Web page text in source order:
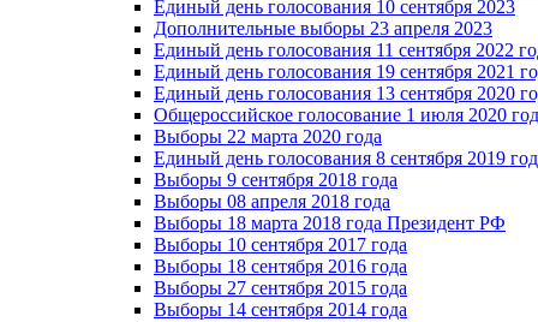
Единый день голосования 10 сентября 2023
Дополнительные выборы 23 апреля 2023
Единый день голосования 11 сентября 2022
Единый день голосования 19 сентября 2021
Единый день голосования 13 сентября 2020
Общероссийское голосование 1 июля 2020
Выборы 22 марта 2020 года
Единый день голосования 8 сентября 2019
Выборы 9 сентября 2018 года
Выборы 08 апреля 2018 года
Выборы 18 марта 2018 года Президент РФ
Выборы 10 сентября 2017 года
Выборы 18 сентября 2016 года
Выборы 27 сентября 2015 года
Выборы 14 сентября 2014 года